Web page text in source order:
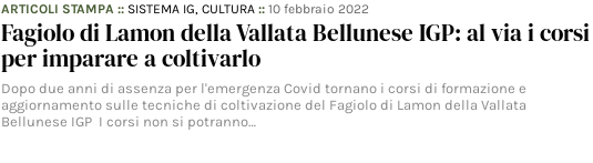
ARTICOLI STAMPA :: SISTEMA IG,CULTURA ::10 febbraio 2022
Fagiolo di Lamon della Vallata Bellunese IGP: al via i corsi
per imparare a coltivarlo
Dopo due anni di assenza per l'emergenza Covid tornano i corsi di formazione e
aggiornamento sulle tecniche di coltivazione del Fagiolo di Lamon della Vallata
Bellunese IGP I corsi non si potranno…